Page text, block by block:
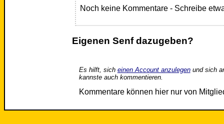
Noch keine Kommentare - Schreibe
Eigenen Senf dazugeben?
Es hilft, sich einen Account anzulegenund sich
kannste auch kommentieren.
Kommentare können hier nur von